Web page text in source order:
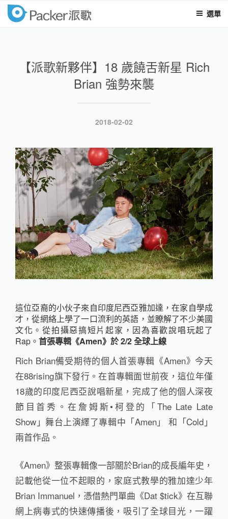
選單
packer
【派歌新夥伴】18 歲饒舌新星 Rich
Brian 強勢來襲
發
於
2018-02-02
這位亞裔的小伙子來自印度尼西亞雅加達，在家自學成
才，從網絡上學了一口流利的英語，並瞭解了不少美國
文化。從拍攝惡搞短片起家，因為喜歡說唱玩起了
Rap。 首張專輯《Amen》於 2/2 全球上線
Rich Brian備受期待的個人首張專輯《Amen》今天
在88rising旗下發行。在首專輯面世前夜，這位年僅
18歲的印度尼西亞說唱新星，完成了他的個人深夜
節目首秀。在詹姆斯•柯登的「The Late Late
Show」舞台上演繹了專輯中「Amen」 和「Cold」
兩首作品。
《Amen》整張專輯像一部關於Brian的成長編年史，
記載他從一位不起眼的，家庭式教學的雅加達少年
Brian Immanuel，憑借熱門單曲《Dat $tick》在互聯
網上病毒式的快速傳播後，吸引了全球目光，一躍